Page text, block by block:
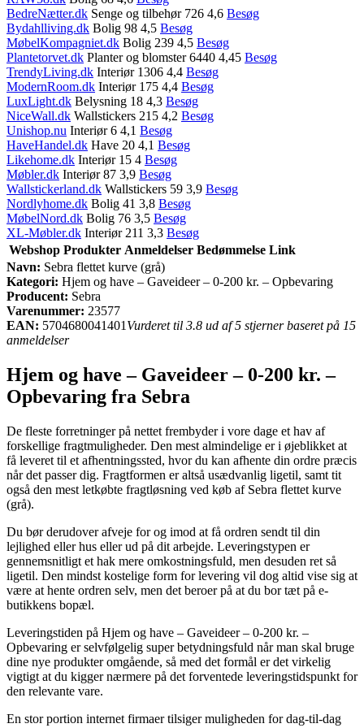
BedreNætter.dk Senge og tilbehør 726 4,6 Besøg
Bydahlliving.dk Bolig 98 4,5 Besøg
MøbelKompagniet.dk Bolig 239 4,5 Besøg
Plantetorvet.dk Planter og blomster 6440 4,45 Besøg
TrendyLiving.dk Interiør 1306 4,4 Besøg
ModernRoom.dk Interiør 175 4,4 Besøg
LuxLight.dk Belysning 18 4,3 Besøg
NiceWall.dk Wallstickers 215 4,2 Besøg
Unishop.nu Interiør 6 4,1 Besøg
HaveHandel.dk Have 20 4,1 Besøg
Likehome.dk Interiør 15 4 Besøg
Møbler.dk Interiør 87 3,9 Besøg
Wallstickerland.dk Wallstickers 59 3,9 Besøg
Nordlyhome.dk Bolig 41 3,8 Besøg
MøbelNord.dk Bolig 76 3,5 Besøg
XL-Møbler.dk Interiør 211 3,3 Besøg
Webshop Produkter Anmeldelser Bedømmelse Link
Navn: Sebra flettet kurve (grå)
Kategori: Hjem og have – Gaveideer – 0-200 kr. – Opbevaring
Producent: Sebra
Varenummer: 23577
EAN: 5704680041401 Vurderet til 3.8 ud af 5 stjerner baseret på 15
anmeldelser
Hjem og have – Gaveideer – 0-200 kr. –
Opbevaring fra Sebra
De fleste forretninger på nettet frembyder i vore dage et hav af
forskellige fragtmuligheder. Den mest almindelige er i øjeblikket at
få leveret til et afhentningssted, hvor du kan afhente din ordre præcis
når det passer dig. Fragtformen er altså usædvanlig ligetil, samt tit
også den mest letkøbte fragtløsning ved køb af Sebra flettet kurve
(grå).
Du bør derudover afveje for og imod at få ordren sendt til din
lejlighed eller hus eller ud på dit arbejde. Leveringstypen er
gennemsnitligt et hak mere omkostningsfuld, men desuden ret så
ligetil. Den mindst kostelige form for levering vil dog altid vise sig at
være at hente ordren selv, men det beroer på at du bor tæt på e-
butikkens bopæl.
Leveringstiden på Hjem og have – Gaveideer – 0-200 kr. –
Opbevaring er selvfølgelig super betydningsfuld når man skal bruge
dine nye produkter omgående, så med det formål er det virkelig
vigtigt at du kigger nærmere på det forventede leveringstidspunkt for
den relevante vare.
En stor portion internet firmaer tilsiger muligheden for dag-til-dag